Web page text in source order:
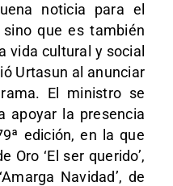
noticia para el
que es también
vida cultural y social
Urtasun al anunciar
El ministro se
apoyar la presencia
edición, en la que
Oro ‘El ser querido’,
Navidad’, de